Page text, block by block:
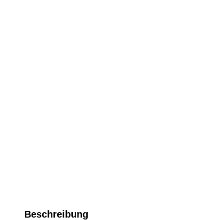
Beschreibung